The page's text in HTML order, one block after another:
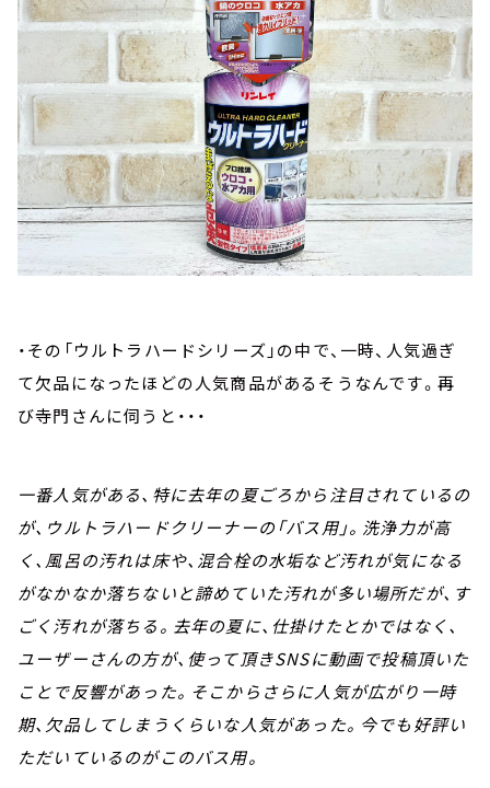
・その「ウルトラハードシリーズ」の中で、一時、人気過ぎ
て欠品になったほどの人気商品があるそうなんです。再
び寺門さんに伺うと・・・
一番人気がある、特に去年の夏ごろから注目されているの
が、ウルトラハードクリーナーの「バス用」。洗浄力が高
く、風呂の汚れは床や、混合栓の水垢など汚れが気になる
がなかなか落ちないと諦めていた汚れが多い場所だが、す
ごく汚れが落ちる。去年の夏に、仕掛けたとかではなく、
ユーザーさんの方が、使って頂きSNSに動画で投稿頂いた
ことで反響があった。そこからさらに人気が広がり一時
期、欠品してしまうくらいな人気があった。今でも好評い
ただいているのがこのバス用。